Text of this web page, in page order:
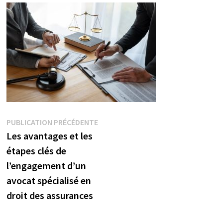
Navigation
de
l’article
PUBLICATION PRÉCÉDENTEPublication
Les avantages et les
étapes clés de
l’engagement d’un
avocat spécialisé en
droit des assurances